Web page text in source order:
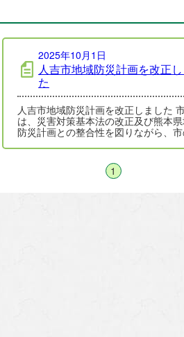
2025年10月1日
人吉市地域防災計画を改正
た
人吉市地域防災計画を改正しました 市で
は、災害対策基本法の改正及び熊本
防災計画との整合性を図りながら、
５…
1